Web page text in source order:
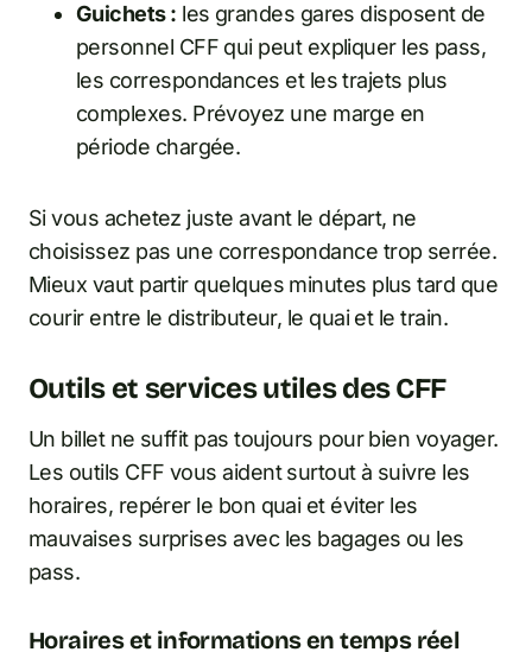
Guichets : les grandes gares disposent de
personnel CFF qui peut expliquer les pass,
les correspondances et les trajets plus
complexes. Prévoyez une marge en
période chargée.
Si vous achetez juste avant le départ, ne
choisissez pas une correspondance trop serrée.
Mieux vaut partir quelques minutes plus tard que
courir entre le distributeur, le quai et le train.
Outils et services utiles des CFF
Un billet ne suffit pas toujours pour bien voyager.
Les outils CFF vous aident surtout à suivre les
horaires, repérer le bon quai et éviter les
mauvaises surprises avec les bagages ou les
pass.
Horaires et informations en temps réel